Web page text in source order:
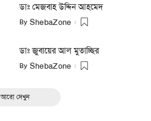
ডাঃ মেজবাহ উদ্দিন আহমেদ
By ShebaZone
ডাঃ জুবায়ের আল মুতাচ্ছির
By ShebaZone
আরো দেখুন